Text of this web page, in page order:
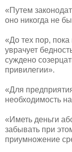
«Путем
оно никогда не
«До тех пор,
уврачует
суждено
привилегии».
«Для
необходимость
«Иметь деньги
забывать при
приумножение